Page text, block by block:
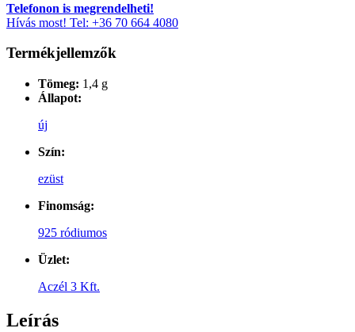
Telefonon is megrendelheti!
Hívás most! Tel: +36 70 664 4080
Termékjellemzők
Tömeg: 1,4 g
Állapot:
új
Szín:
ezüst
Finomság:
925 ródiumos
Üzlet:
Aczél 3 Kft.
Leírás